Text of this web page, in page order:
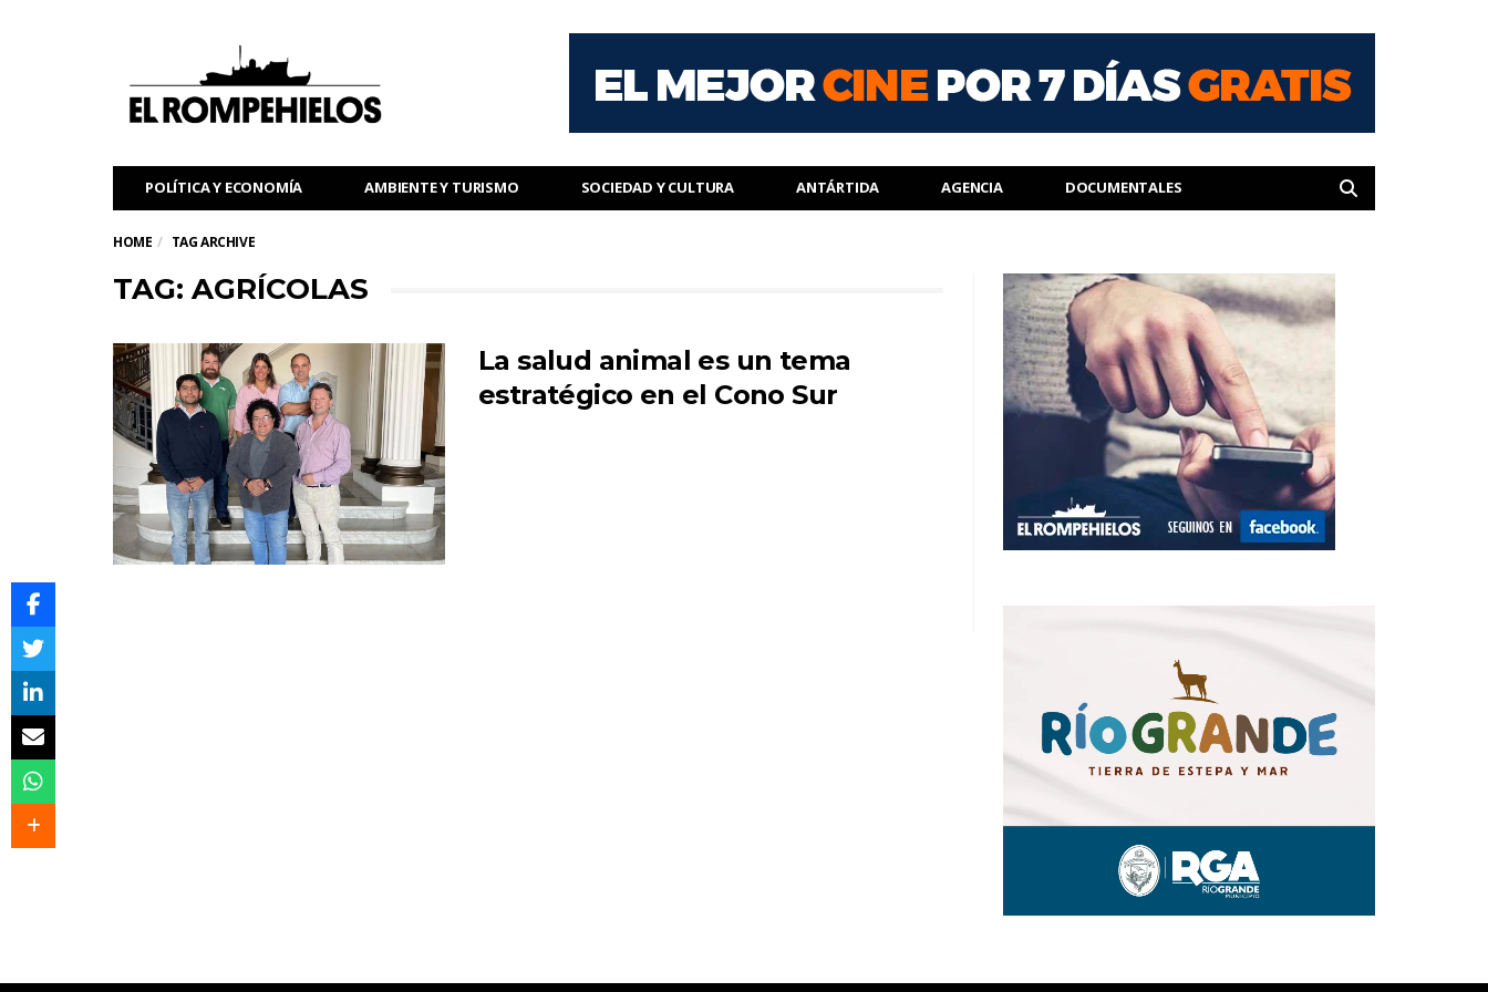
POLÍTICA Y ECONOMÍA AMBIENTE Y TURISMO SOCIEDAD Y CULTURA ANTÁRTIDA AGENCIA DOCUMENTALES
HOME TAG ARCHIVE
TAG: AGRÍCOLAS
La salud animal es un tema
estratégico en el Cono Sur